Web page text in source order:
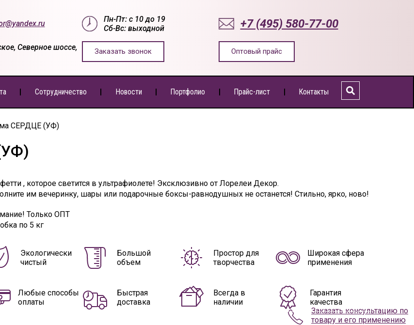
Пн-Пт: с 10 до 19
Сб-Вс: выходной
+7 (495) 580-77-00
Северное шоссе,
Заказать звонок Оптовый прайс
Сотрудничество Новости Портфолио Прайс-лист Контакты
СЕРДЦЕ (УФ)
, которое светится в ультрафиолете! Эксклюзивно от Лорелеи Декор.
им вечеринку, шары или подарочные боксы-равнодушных не останется! Стильно, ярко, ново!
Только ОПТ
по 5 кг
Заказать консультацию по
товару и его применению
Экологически
чистый
Большой
объем
Простор для
творчества
Широкая сфера
применения
Любые способы
оплаты
Быстрая
доставка
Всегда в
наличии
Гарантия
качества